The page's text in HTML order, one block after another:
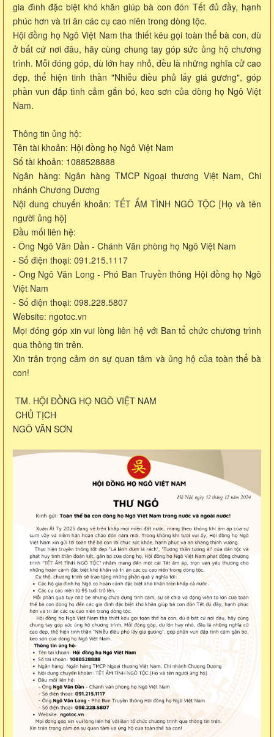
gia đình đặc biệt khó khăn giúp bà con đón Tết đủ đầy, hạnh
phúc hơn và tri ân các cụ cao niên trong dòng tộc.
Hội đồng họ Ngô Việt Nam tha thiết kêu gọi toàn thể bà con, dù
ở bất cứ nơi đâu, hãy cùng chung tay góp sức ủng hộ chương
trình. Mỗi đóng góp, dù lớn hay nhỏ, đều là những nghĩa cử cao
đẹp, thể hiện tinh thần "Nhiễu điều phủ lấy giá gương", góp
phần vun đắp tình cảm gắn bó, keo sơn của dòng họ Ngô Việt
Nam.
Thông tin ủng hộ:
Tên tài khoản: Hội đồng họ Ngô Việt Nam
Số tài khoản: 1088528888
Ngân hàng: Ngân hàng TMCP Ngoại thương Việt Nam, Chi
nhánh Chương Dương
Nội dung chuyển khoản: TẾT ẤM TÌNH NGÔ TỘC [Họ và tên
người ủng hộ]
Đầu mối liên hệ:
- Ông Ngô Văn Dần - Chánh Văn phòng họ Ngô Việt Nam
- Số điện thoại: 091.215.1117
- Ông Ngô Văn Long - Phó Ban Truyền thông Hội đồng họ Ngô
Việt Nam
- Số điện thoại: 098.228.5807
Website: ngotoc.vn
Mọi đóng góp xin vui lòng liên hệ với Ban tổ chức chương trình
qua thông tin trên.
Xin trân trọng cảm ơn sự quan tâm và ủng hộ của toàn thể bà
con!
TM. HỘI ĐỒNG HỌ NGÔ VIỆT NAM
CHỦ TỊCH
NGÔ VĂN SƠN